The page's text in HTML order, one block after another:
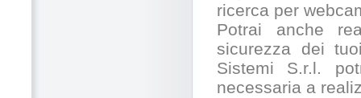
ricerca per
Potrai anche
sicurezza dei
Sistemi S.r.l.
necessaria a